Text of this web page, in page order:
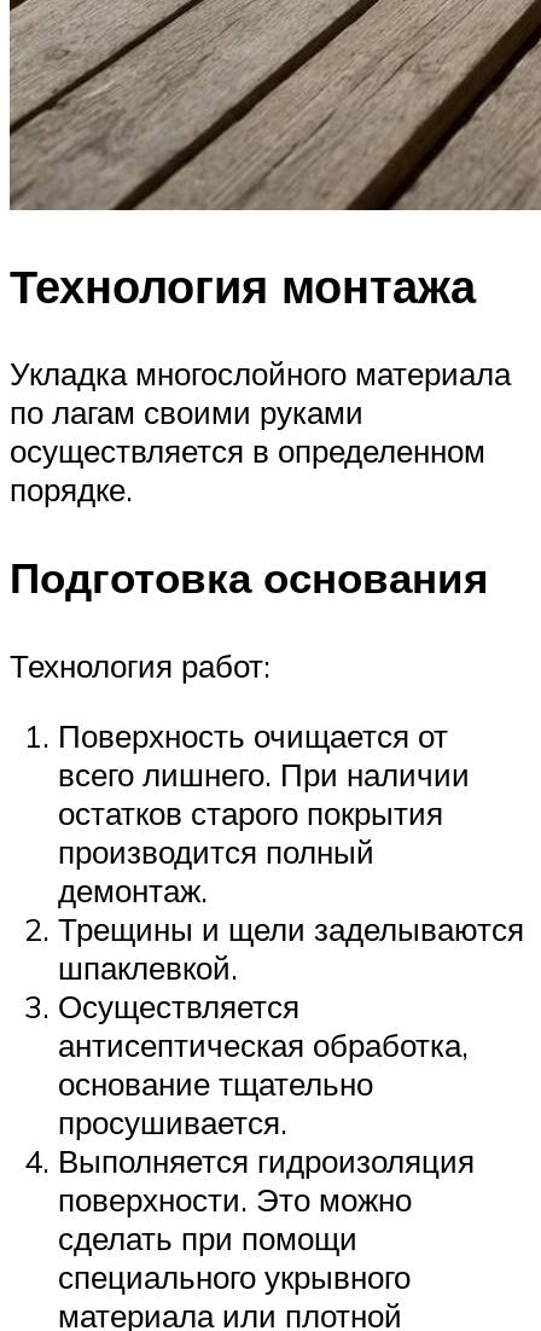
Технология монтажа
Укладка многослойного материала
по лагам своими руками
осуществляется в определенном
порядке.
Подготовка основания
Технология работ:
Поверхность очищается от
всего лишнего. При наличии
остатков старого покрытия
производится полный
демонтаж.
Трещины и щели заделываются
шпаклевкой.
Осуществляется
антисептическая обработка,
основание тщательно
просушивается.
Выполняется гидроизоляция
поверхности. Это можно
сделать при помощи
специального укрывного
материала или плотной